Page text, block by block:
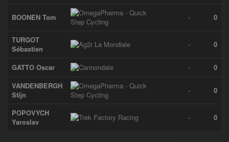
BOONEN Tom - 0
TURGOT
Sébastien
- 0
GATTO Oscar -
0
VANDENBERGH
Stijn
- 0
POPOVYCH
Yaroslav
- 0